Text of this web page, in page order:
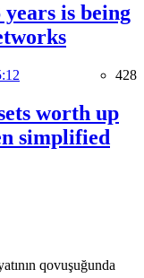
is being
428
worth up
simplified
qovuşuğunda